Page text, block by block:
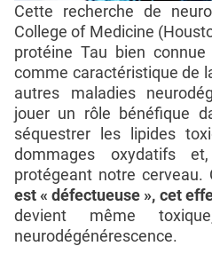
Cette recherche de
College of Medicine
protéine Tau bien
comme caractéristique de
autres maladies
jouer un rôle bénéfique
séquestrer les lipides
dommages oxydatifs
protégeant notre cerveau.
est « défectueuse », cet
devient même
neurodégénérescence.